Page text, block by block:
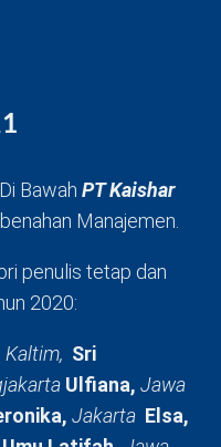
Di Bawah PT Kaishar
Manajemen.
penulis tetap dan
2020:
Kaltim, Sri
Ulfiana, Jawa
Jakarta Elsa,